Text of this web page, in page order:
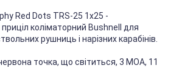
Red Dots TRS-25 1x25 -
коліматорний Bushnell для
рушниць і нарізних карабінів.
точка, що світиться, 3 МОА, 11